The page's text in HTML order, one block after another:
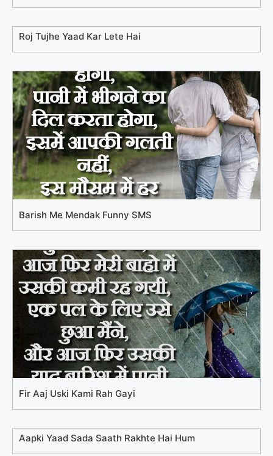
Roj Tujhe Yaad Kar Lete Hai
Barish Me Mendak Funny SMS
Fir Aaj Uski Kami Rah Gayi
Aapki Yaad Sada Saath Rakhte Hai Hum